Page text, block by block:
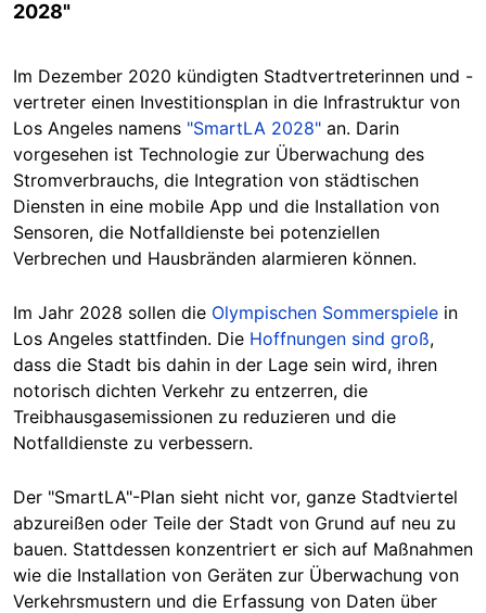
2028"
Im Dezember 2020 kündigten Stadtvertreterinnen und -
vertreter einen Investitionsplan in die Infrastruktur von
Los Angeles namens "SmartLA 2028" an. Darin
vorgesehen ist Technologie zur Überwachung des
Stromverbrauchs, die Integration von städtischen
Diensten in eine mobile App und die Installation von
Sensoren, die Notfalldienste bei potenziellen
Verbrechen und Hausbränden alarmieren können.
Im Jahr 2028 sollen die Olympischen Sommerspiele in
Los Angeles stattfinden. Die Hoffnungen sind groß,
dass die Stadt bis dahin in der Lage sein wird, ihren
notorisch dichten Verkehr zu entzerren, die
Treibhausgasemissionen zu reduzieren und die
Notfalldienste zu verbessern.
Der "SmartLA"-Plan sieht nicht vor, ganze Stadtviertel
abzureißen oder Teile der Stadt von Grund auf neu zu
bauen. Stattdessen konzentriert er sich auf Maßnahmen
wie die Installation von Geräten zur Überwachung von
Verkehrsmustern und die Erfassung von Daten über